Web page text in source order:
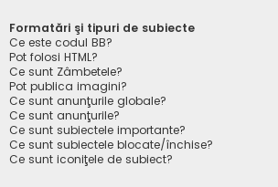
Formatări şi tipuri de subiecte
Ce este codul BB?
Pot folosi HTML?
Ce sunt Zâmbetele?
Pot publica imagini?
Ce sunt anunţurile globale?
Ce sunt anunţurile?
Ce sunt subiectele importante?
Ce sunt subiectele blocate/închise?
Ce sunt iconiţele de subiect?